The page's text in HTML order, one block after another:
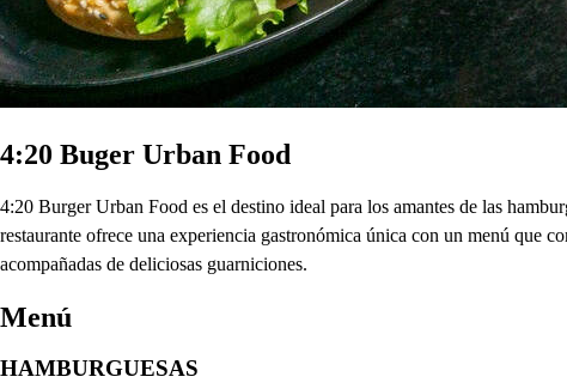
4:20 Buger Urban Food
4:20 Burger Urban Food es el destino ideal para los amantes de las
restaurante ofrece una experiencia gastronómica única con un menú que
acompañadas de deliciosas guarniciones.
Menú
HAMBURGUESAS